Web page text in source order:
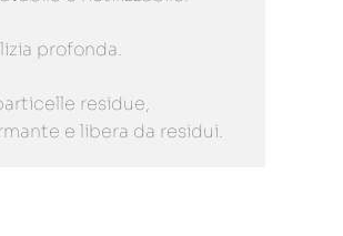
profonda.
residue,
e libera da residui.